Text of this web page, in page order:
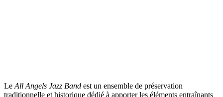
Le All Angels Jazz Band est un ensemble de préservation
traditionnelle et historique dédié à apporter les éléments entraînants